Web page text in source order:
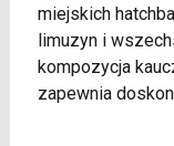
miejskich
limuzyn i
kompozycja
zapewnia